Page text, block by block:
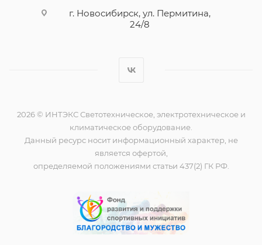
г. Новосибирск, ул. Пермитина,
24/8
2026 © ИНТЭКС Светотехническое, электротехническое и
климатическое оборудование.
Данный ресурс носит информационный характер, не
является офертой,
определяемой положениями статьи 437(2) ГК РФ.